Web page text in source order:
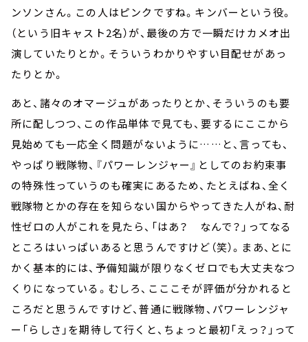
ンソンさん。この人はピンクですね。キンバーという役。
（という旧キャスト2名）が、最後の方で一瞬だけカメオ出
演していたりとか。そういうわかりやすい目配せがあっ
たりとか。
あと、諸々のオマージュがあったりとか、そういうのも要
所に配しつつ、この作品単体で見ても、要するにここから
見始めても一応全く問題がないように……と、言っても、
やっぱり戦隊物、『パワーレンジャー』としてのお約束事
の特殊性っていうのも確実にあるため、たとえばね、全く
戦隊物とかの存在を知らない国からやってきた人がね、耐
性ゼロの人がこれを見たら、「はあ？ なんで？」ってなる
ところはいっぱいあると思うんですけど（笑）。まあ、とに
かく基本的には、予備知識が限りなくゼロでも大丈夫なつ
くりになっている。むしろ、こここそが評価が分かれると
ころだと思うんですけど、普通に戦隊物、パワーレンジャ
ー「らしさ」を期待して行くと、ちょっと最初「えっ？」って